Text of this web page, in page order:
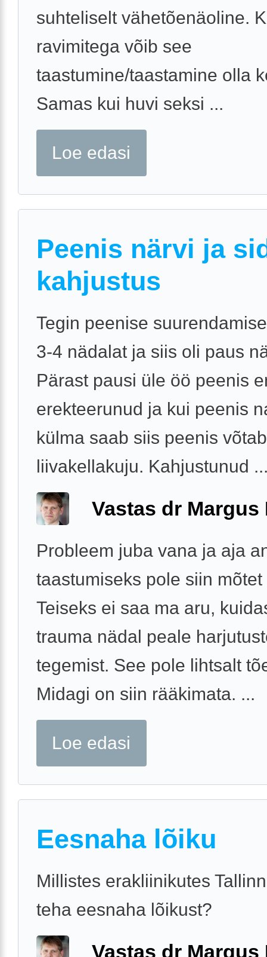
suhteliselt vähetõenäoline.
ravimitega võib see
taastumine/taastamine olla
Samas kui huvi seksi ...
Loe edasi
Peenis närvi ja
kahjustus
Tegin peenise
3-4 nädalat ja siis oli paus
Pärast pausi üle öö peenis
erekteerunud ja kui peenis
külma saab siis peenis võtab
liivakellakuju. Kahjustunud
Vastas dr Margus
Probleem juba vana ja aja
taastumiseks pole siin
Teiseks ei saa ma aru,
trauma nädal peale
tegemist. See pole lihtsalt
Midagi on siin rääkimata. ...
Loe edasi
Eesnaha lõiku
Millistes erakliinikutes
teha eesnaha lõikust?
Vastas dr Margus